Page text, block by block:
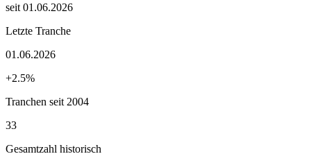
seit 01.06.2026
Letzte Tranche
01.06.2026
+2.5%
Tranchen seit 2004
33
Gesamtzahl historisch